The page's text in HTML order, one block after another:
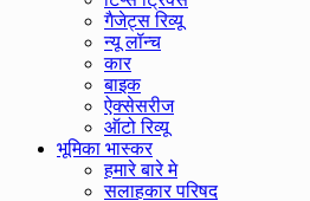
गैजेट्स रिव्यू
न्यू लॉन्च
कार
बाइक
ऐक्सेसरीज
ऑटो रिव्यू
भूमिका भास्कर
हमारे बारे मे
सलाहकार परिषद